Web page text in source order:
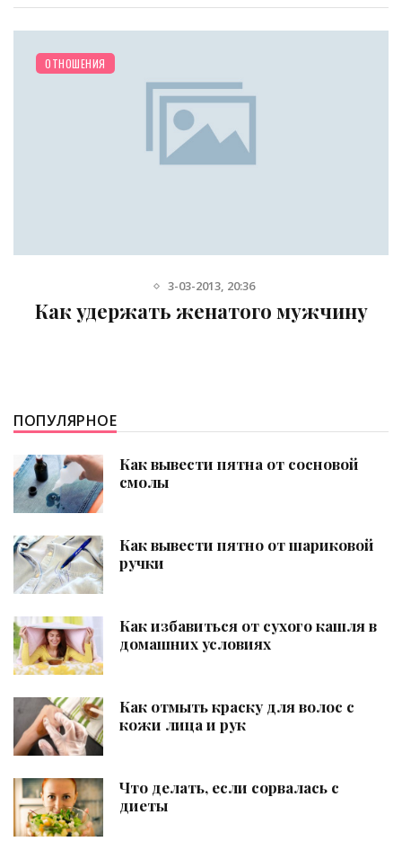
ОТНОШЕНИЯ
3-03-2013, 20:36
Как удержать женатого мужчину
ПОПУЛЯРНОЕ
Как вывести пятна от сосновой
смолы
Как вывести пятно от шариковой
ручки
Как избавиться от сухого кашля в
домашних условиях
Как отмыть краску для волос с
кожи лица и рук
Что делать, если сорвалась с
диеты